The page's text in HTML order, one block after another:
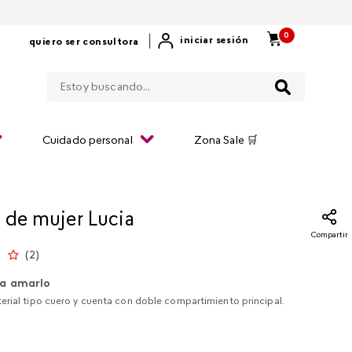
quiero ser consultora iniciar sesión
0
Cuidado personal Zona Sale 🛒
mujer Lucia
Compartir
(2)
amarlo
tipo cuero y cuenta con doble compartimiento principal.